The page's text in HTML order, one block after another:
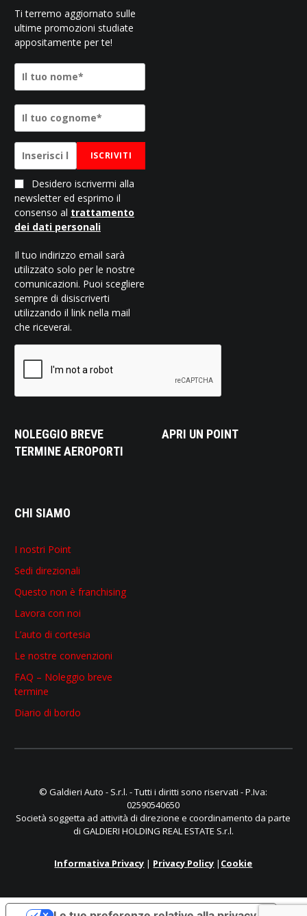
Ti terremo aggiornato sulle
ultime promozioni studiate
appositamente per te!
ISCRIVITI
Desidero iscrivermi alla
newsletter ed esprimo il
consenso al trattamento
dei dati personali
Il tuo indirizzo email sarà
utilizzato solo per le nostre
comunicazioni. Puoi scegliere
sempre di disiscriverti
utilizzando il link nella mail
che riceverai.
NOLEGGIO BREVE
TERMINE AEROPORTI
APRI UN POINT
CHI SIAMO
I nostri Point
Sedi direzionali
Questo non è franchising
Lavora con noi
L’auto di cortesia
Le nostre convenzioni
FAQ – Noleggio breve
termine
Diario di bordo
© Galdieri Auto - S.r.l. - Tutti i diritti sono riservati - P.Iva:
02590540650
Società soggetta ad attività di direzione e coordinamento da parte
di GALDIERI HOLDING REAL ESTATE S.r.l.
Informativa Privacy | Privacy Policy | Cookie